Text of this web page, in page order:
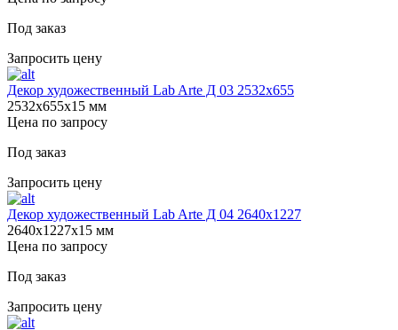
Под заказ
Запросить цену
Декор художественный Lab Arte Д 03 2532x655
2532х655х15 мм
Цена по запросу
Под заказ
Запросить цену
Декор художественный Lab Arte Д 04 2640х1227
2640х1227х15 мм
Цена по запросу
Под заказ
Запросить цену